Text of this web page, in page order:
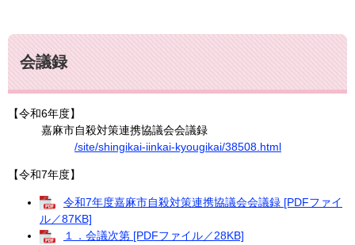
会議録
【令和6年度】
嘉麻市自殺対策連携協議会会議録
/site/shingikai-iinkai-kyougikai/38508.html
【令和7年度】
令和7年度嘉麻市自殺対策連携協議会会議録 [PDFファイ
ル／87KB]
１．会議次第 [PDFファイル／28KB]